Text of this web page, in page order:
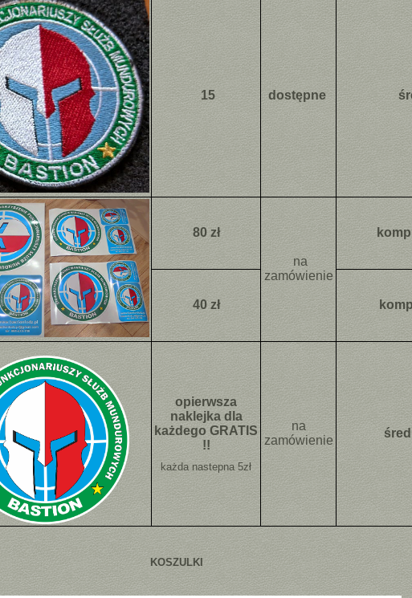
15 dostępne
80 zł
na
zamówienie
40 zł
opierwsza
naklejka dla
każdego GRATIS
!!
każda nastepna 5zł
na
zamówienie
KOSZULKI